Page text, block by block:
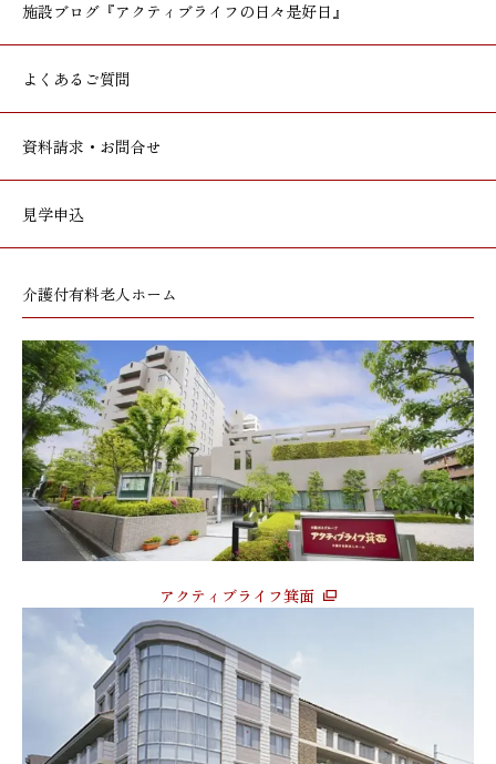
施設ブログ 『アクティブライフの日々是好日』
よくあるご質問
資料請求・お問合せ
見学申込
介護付有料老人ホーム
アクティブライフ箕面